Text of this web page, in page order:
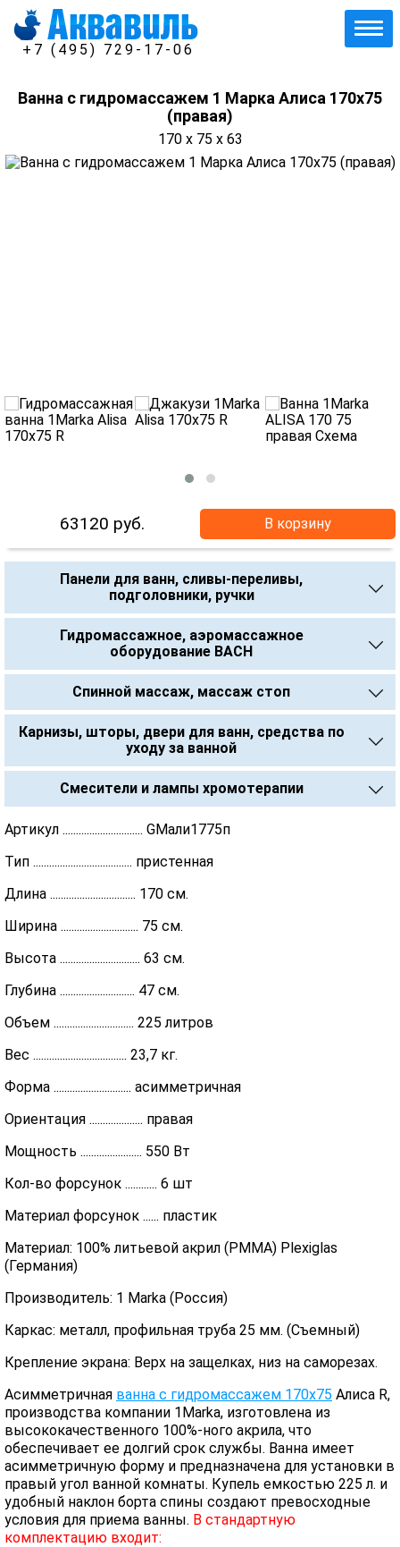
+7 (495) 729-17-06
Ванна с гидромассажем 1 Марка Алиса 170х75
(правая)
170 x 75 x 63
63120 руб. В корзину
Панели для ванн, сливы-переливы,
подголовники, ручки
Гидромассажное, аэромассажное
оборудование BACH
Спинной массаж, массаж стоп
Карнизы, шторы, двери для ванн, средства по
уходу за ванной
Смесители и лампы хромотерапии
Артикул .............................. GMали1775п
Тип ..................................... пристенная
Длина ................................ 170 см.
Ширина ............................. 75 см.
Высота .............................. 63 см.
Глубина ............................ 47 см.
Объем .............................. 225 литров
Вес ................................... 23,7 кг.
Форма ............................. асимметричная
Ориентация .................... правая
Мощность ....................... 550 Вт
Кол-во форсунок ............ 6 шт
Материал форсунок ...... пластик
Материал: 100% литьевой акрил (PMMA) Plexiglas
(Германия)
Производитель: 1 Marka (Россия)
Каркас: металл, профильная труба 25 мм. (Съемный)
Крепление экрана: Верх на защелках, низ на саморезах.
Асимметричная ванна с гидромассажем 170х75 Алиса R,
производства компании 1Marka, изготовлена из
высококачественного 100%-ного акрила, что
обеспечивает ее долгий срок службы. Ванна имеет
асимметричную форму и предназначена для установки в
правый угол ванной комнаты. Купель емкостью 225 л. и
удобный наклон борта спины создают превосходные
условия для приема ванны. В стандартную
комплектацию входит: